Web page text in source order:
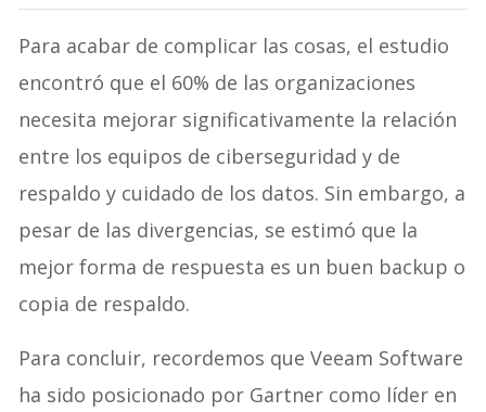
Para acabar de complicar las cosas, el estudio
encontró que el 60% de las organizaciones
necesita mejorar significativamente la relación
entre los equipos de ciberseguridad y de
respaldo y cuidado de los datos. Sin embargo, a
pesar de las divergencias, se estimó que la
mejor forma de respuesta es un buen backup o
copia de respaldo.
Para concluir, recordemos que Veeam Software
ha sido posicionado por Gartner como líder en